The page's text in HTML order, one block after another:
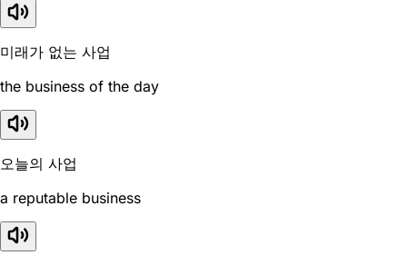
미래가 없는 사업
the business of the day
오늘의 사업
a reputable business